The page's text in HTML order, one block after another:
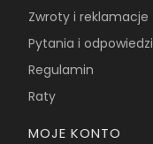
Zwroty i reklamacje
Pytania i odpowiedzi
Regulamin
Raty
MOJE KONTO